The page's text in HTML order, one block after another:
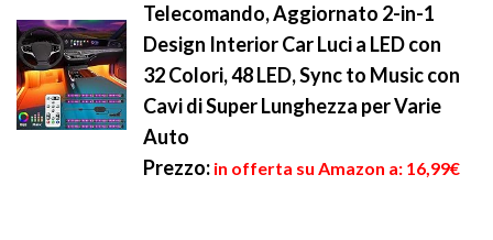
Telecomando, Aggiornato 2-in-1
Design Interior Car Luci a LED con
32 Colori, 48 LED, Sync to Music con
Cavi di Super Lunghezza per Varie
Auto
Prezzo: in offerta su Amazon a: 16,99€